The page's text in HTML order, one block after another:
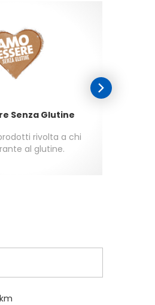
Senza Glutine
rivolta a chi
al glutine.